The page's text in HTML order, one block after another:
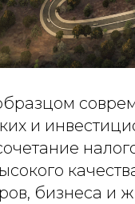
и
бизнеса и